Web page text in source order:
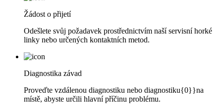
Žádost o přijetí
Odešlete svůj požadavek prostřednictvím naší servisní horké
linky nebo určených kontaktních metod.
Diagnostika závad
Proveďte vzdálenou diagnostiku nebo diagnostiku{0}}na
místě, abyste určili hlavní příčinu problému.